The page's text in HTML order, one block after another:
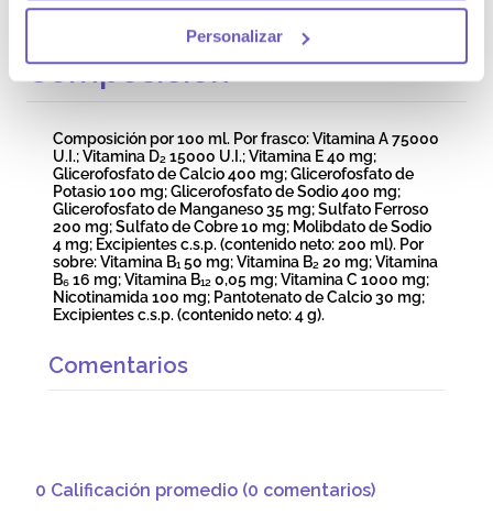
Personalizar
solución uniforme. Suplemento dietético.
Composición
Composición por 100 ml. Por frasco: Vitamina A 75000
U.I.; Vitamina D₂ 15000 U.I.; Vitamina E 40 mg;
Glicerofosfato de Calcio 400 mg; Glicerofosfato de
Potasio 100 mg; Glicerofosfato de Sodio 400 mg;
Glicerofosfato de Manganeso 35 mg; Sulfato Ferroso
200 mg; Sulfato de Cobre 10 mg; Molibdato de Sodio
4 mg; Excipientes c.s.p. (contenido neto: 200 ml). Por
sobre: Vitamina B₁ 50 mg; Vitamina B₂ 20 mg; Vitamina
B₆ 16 mg; Vitamina B₁₂ 0,05 mg; Vitamina C 1000 mg;
Nicotinamida 100 mg; Pantotenato de Calcio 30 mg;
Excipientes c.s.p. (contenido neto: 4 g).
Comentarios
0 Calificación promedio (0 comentarios)